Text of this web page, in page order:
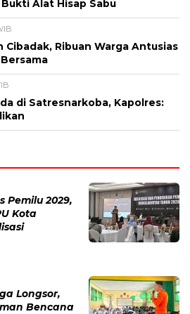
Alat Hisap Sabu
Cibadak, Ribuan Warga Antusias
di Satresnarkoba, Kapolres:
Pemilu 2029,
Kota
Longsor,
Bencana